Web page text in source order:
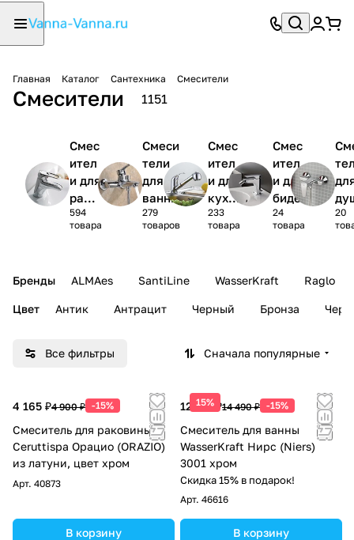
Главная Каталог Сантехника Смесители
Смесители 1151
Смес
ител
и для
рако
вины
594
товара
Смеси
тели
для
ванны
279
товаров
Смес
ител
и для
кухн
и
233
товара
Смес
ител
и для
биде
24
товара
20
Бренды ALMAes SantiLine WasserKraft Raglo
Цвет Антик Антрацит Черный Бронза
Все фильтры Сначала популярные
4 165 ₽4 900 ₽ -15%
Смеситель для раковины
Ceruttispa Орацио (ORAZIO)
из латуни, цвет хром
Арт. 40873
В корзину
15%
12 317 ₽14 490 ₽ -15%
Смеситель для ванны
WasserKraft Нирс (Niers)
3001 хром
Скидка 15% в подарок!
Арт. 46616
В корзину